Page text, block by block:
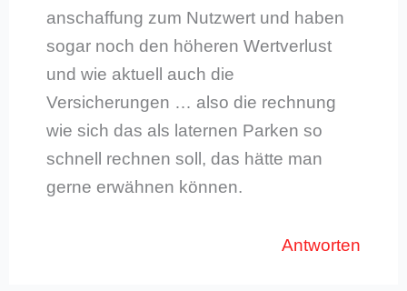
anschaffung zum Nutzwert und haben
sogar noch den höheren Wertverlust
und wie aktuell auch die
Versicherungen … also die rechnung
wie sich das als laternen Parken so
schnell rechnen soll, das hätte man
gerne erwähnen können.
Antworten